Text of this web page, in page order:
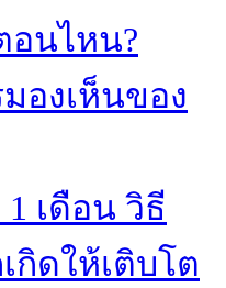
อนไหน?
องเห็นของ
เดือน วิธี
กิดให้เติบโต